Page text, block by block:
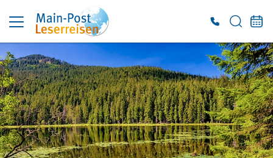
Es konnten keine gültigen Angebote gefunden werden. Bitte wenden Sie sich an
unser Service-Center.